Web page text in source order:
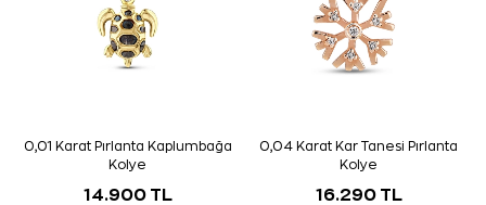
0,01 Karat Pırlanta Kaplumbağa
Kolye
14.900 TL
0,04 Karat Kar Tanesi Pırlanta
Kolye
16.290 TL